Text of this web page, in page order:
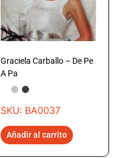
Graciela Carballo – De Pe
A Pa
SKU: BA0037
Añadir al carrito